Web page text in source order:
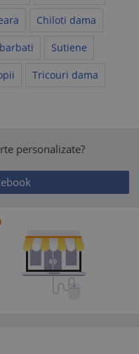
Chiloti dama
Sutiene
Tricouri dama
personalizate?